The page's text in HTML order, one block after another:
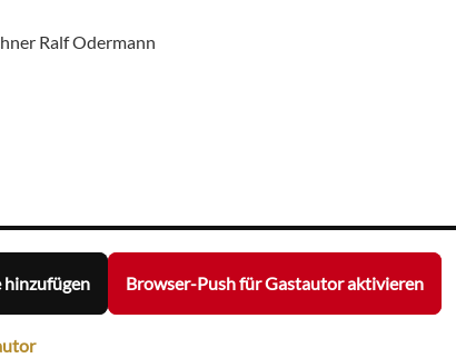
Ralf Odermann
hinzufügen Browser-Push für Gastautor aktivieren